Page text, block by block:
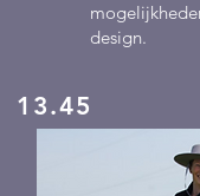
13.45
design.